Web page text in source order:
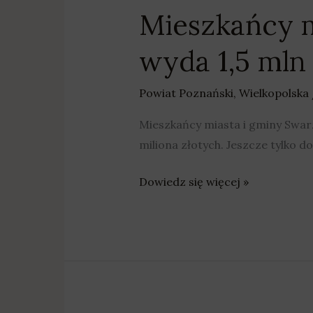
Mieszkańcy
wyda 1,5 mln
Powiat Poznański, Wielkopolska
Mieszkańcy miasta i gminy
miliona złotych. Jeszcze tylko
Dowiedz się więcej »